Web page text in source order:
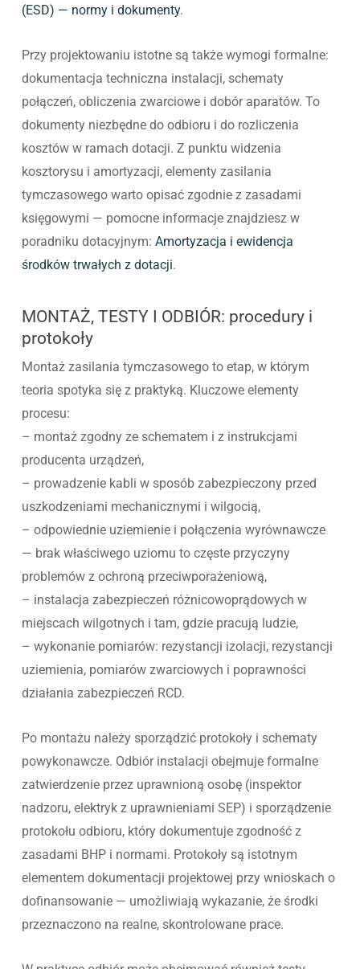
(ESD) — normy i dokumenty.
Przy projektowaniu istotne są także wymogi formalne:
dokumentacja techniczna instalacji, schematy
połączeń, obliczenia zwarciowe i dobór aparatów. To
dokumenty niezbędne do odbioru i do rozliczenia
kosztów w ramach dotacji. Z punktu widzenia
kosztorysu i amortyzacji, elementy zasilania
tymczasowego warto opisać zgodnie z zasadami
księgowymi — pomocne informacje znajdziesz w
poradniku dotacyjnym: Amortyzacja i ewidencja
środków trwałych z dotacji.
MONTAŻ, TESTY I ODBIÓR: procedury i
protokoły
Montaż zasilania tymczasowego to etap, w którym
teoria spotyka się z praktyką. Kluczowe elementy
procesu:
– montaż zgodny ze schematem i z instrukcjami
producenta urządzeń,
– prowadzenie kabli w sposób zabezpieczony przed
uszkodzeniami mechanicznymi i wilgocią,
– odpowiednie uziemienie i połączenia wyrównawcze
— brak właściwego uziomu to częste przyczyny
problemów z ochroną przeciwporażeniową,
– instalacja zabezpieczeń różnicowoprądowych w
miejscach wilgotnych i tam, gdzie pracują ludzie,
– wykonanie pomiarów: rezystancji izolacji, rezystancji
uziemienia, pomiarów zwarciowych i poprawności
działania zabezpieczeń RCD.
Po montażu należy sporządzić protokoły i schematy
powykonawcze. Odbiór instalacji obejmuje formalne
zatwierdzenie przez uprawnioną osobę (inspektor
nadzoru, elektryk z uprawnieniami SEP) i sporządzenie
protokołu odbioru, który dokumentuje zgodność z
zasadami BHP i normami. Protokoły są istotnym
elementem dokumentacji projektowej przy wnioskach o
dofinansowanie — umożliwiają wykazanie, że środki
przeznaczono na realne, skontrolowane prace.